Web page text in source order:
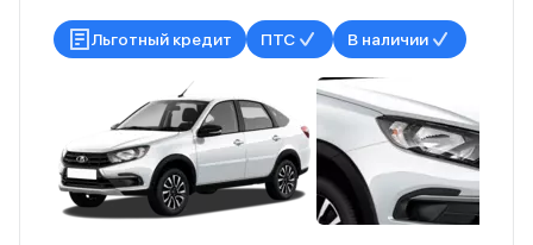
Льготный кредит ПТС В наличии